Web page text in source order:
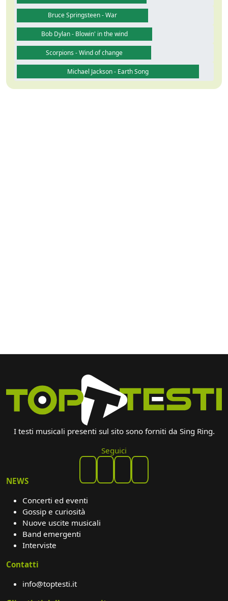
Bruce Springsteen - War
Bob Dylan - Blowin' in the wind
Scorpions - Wind of change
Michael Jackson - Earth Song
I testi musicali presenti sul sito sono forniti da Sing Ring.
Seguici
NEWS
Concerti ed eventi
Gossip e curiosità
Nuove uscite musicali
Band emergenti
Interviste
Contatti
info@toptesti.it